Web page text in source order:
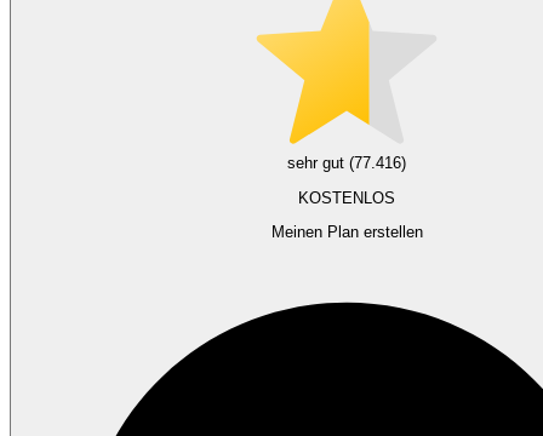
sehr gut (77.416)
KOSTENLOS
Meinen Plan erstellen